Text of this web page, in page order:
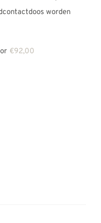
worden
€92,00